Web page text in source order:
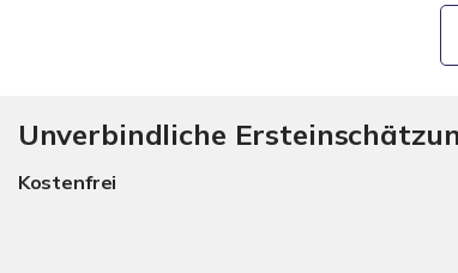
Unverbindliche
Kostenfrei